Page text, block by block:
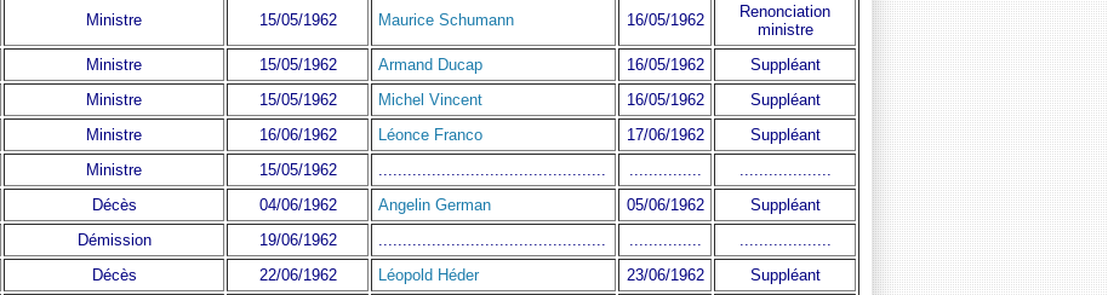
Ministre 15/05/1962 Maurice Schumann 16/05/1962
Renonciation
ministre
Ministre 15/05/1962 Armand Ducap 16/05/1962
Suppléant
Ministre 15/05/1962 Michel Vincent 16/05/1962
Suppléant
Ministre 16/06/1962 Léonce Franco 17/06/1962
Suppléant
Ministre 15/05/1962
Décès 04/06/1962 Angelin German 05/06/1962
Suppléant
Démission 19/06/1962
Décès 22/06/1962 Léopold Héder 23/06/1962
Suppléant